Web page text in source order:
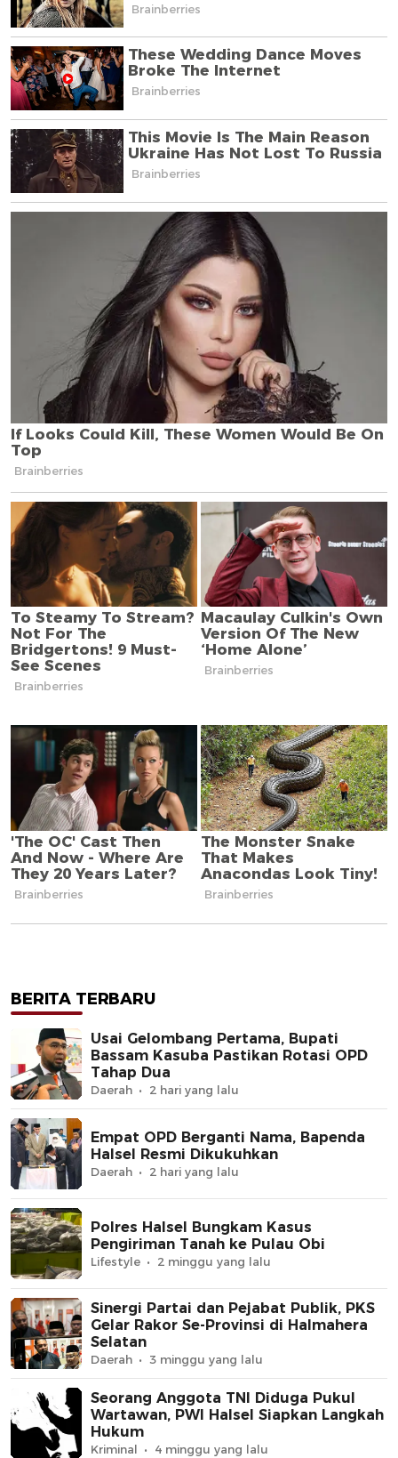
BERITA TERBARU
Usai Gelombang Pertama, Bupati
Bassam Kasuba Pastikan Rotasi OPD
Tahap Dua
Daerah 2 hari yang lalu
Empat OPD Berganti Nama, Bapenda
Halsel Resmi Dikukuhkan
Daerah 2 hari yang lalu
Polres Halsel Bungkam Kasus
Pengiriman Tanah ke Pulau Obi
Lifestyle 2 minggu yang lalu
Sinergi Partai dan Pejabat Publik, PKS
Gelar Rakor Se-Provinsi di Halmahera
Selatan
Daerah 3 minggu yang lalu
Seorang Anggota TNI Diduga Pukul
Wartawan, PWI Halsel Siapkan Langkah
Hukum
Kriminal 4 minggu yang lalu